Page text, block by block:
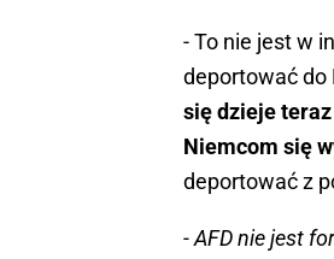
- To nie jest w
deportować do
się dzieje
Niemcom się
deportować z
- AFD nie jest